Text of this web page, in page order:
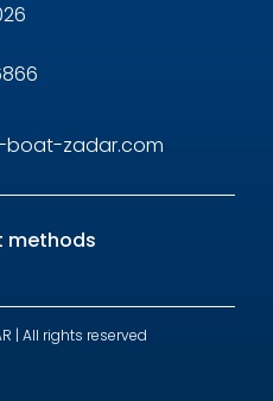
boat-zadar.com
methods
| All rights reserved